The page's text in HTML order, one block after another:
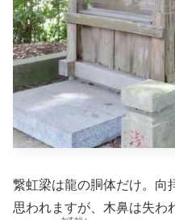
繋虹梁は龍の胴体だけ。向
思われますが、木鼻は失わ